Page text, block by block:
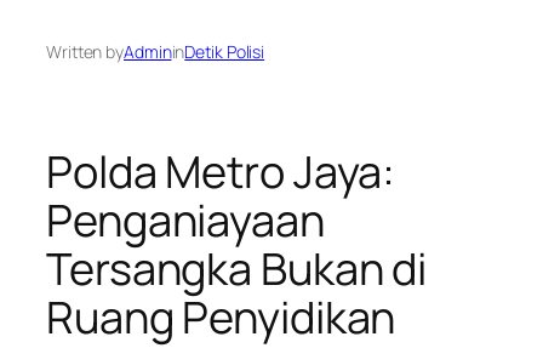
Written byAdmininDetik Polisi
Polda Metro Jaya:
Penganiayaan
Tersangka Bukan di
Ruang Penyidikan